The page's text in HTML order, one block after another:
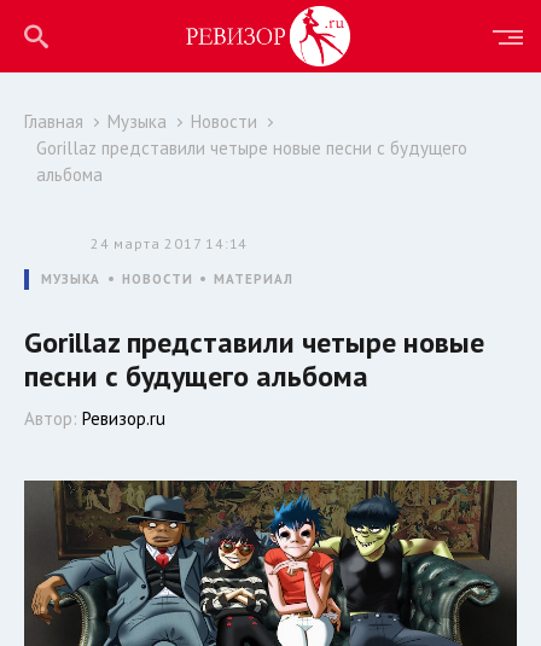
Главная Музыка
Новости
Gorillaz представили четыре новые песни с будущего
альбома
24 марта 2017 14:14
МУЗЫКА НОВОСТИ МАТЕРИАЛ
Gorillaz представили четыре новые
песни с будущего альбома
Автор: Ревизор.ru